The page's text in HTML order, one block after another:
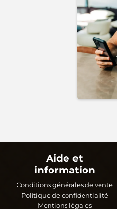
Aide et
information
Conditions générales de vente
Politique de confidentialité
Mentions légales